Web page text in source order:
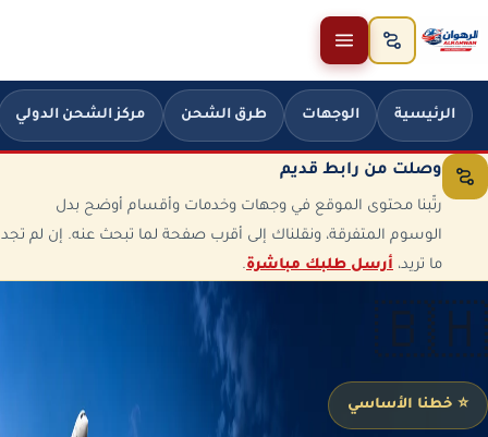
تخطَّ إلى المحتوى
الرئيسية الوجهات طرق الشحن مركز الشحن الدولي
وصلت من رابط قديم
رتّبنا محتوى الموقع في وجهات وخدمات وأقسام أوضح بدل
الوسوم المتفرقة، ونقلناك إلى أقرب صفحة لما تبحث عنه. إن لم تجد
ما تريد، أرسل طلبك مباشرة.
🇧🇭
⭐ خطنا الأساسي